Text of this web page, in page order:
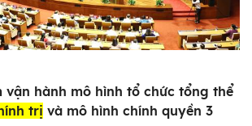
vận hành mô hình tổ chức tổng thể
trị và mô hình chính quyền 3